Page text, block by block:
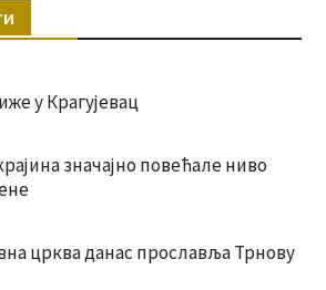
у Крагујевац
значајно повећале ниво
црква данас прославља Трнову